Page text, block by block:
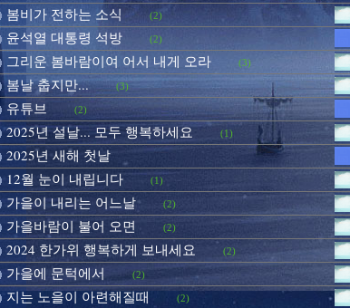
봄비가 전하는 소식 (2)
윤석열 대통령 석방 (2)
그리운 봄바람이여 어서 내게 오라 (3)
봄날 춥지만... (3)
유튜브 (2)
2025년 설날... 모두 행복하세요 (1)
2025년 새해 첫날
12월 눈이 내립니다 (1)
가을이 내리는 어느날 (2)
가을바람이 불어 오면 (2)
2024 한가위 행복하게 보내세요 (2)
가을에 문턱에서 (2)
지는 노을이 아련해질때 (2)